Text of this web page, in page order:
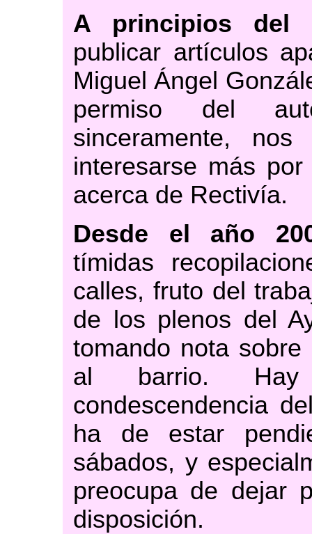
A principios del
publicar artículos
Miguel Ángel
permiso del
sinceramente,
interesarse más
acerca de Rectivía.
Desde el año
tímidas
calles, fruto del
de los plenos del
tomando nota
al barrio.
condescendencia
ha de estar
sábados, y
preocupa de dejar
disposición.